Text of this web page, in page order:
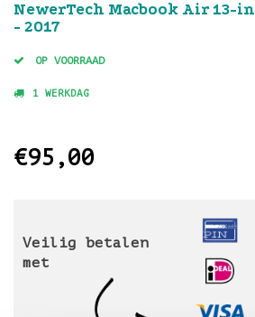
NewerTech Macbook Air 13-
- 2017
OP VOORRAAD
1 WERKDAG
€95,00
Veilig betalen
met